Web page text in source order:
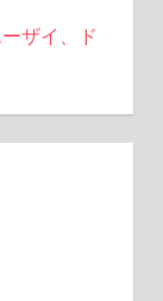
ザイ、ド